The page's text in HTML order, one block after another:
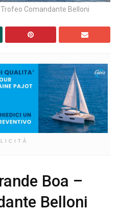
Comandante Belloni
Boa –
Belloni